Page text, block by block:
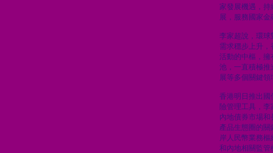
家發展機遇，持
展，服務國家
李家超說，環球
需求穩步上升
活動的中樞，擁
池，一直積極推
展等多個關鍵領
香港明日推出國
險管理工具，
內地債券市場
產品生態圈的
岸人民幣業務
和內地相關監管